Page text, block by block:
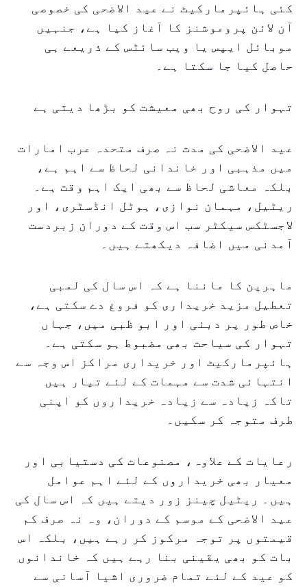
کئی ہائپرمارکیٹ نے عید الاضحی کی خصوصی
آن لائن پروموشنز کا آغاز کیا ہے، جنہیں
موبائل ایپس یا ویب سائٹس کے ذریعے ہی
حاصل کیا جا سکتا ہے۔
تہوار کی روح بھی معیشت کو بڑھا دیتی ہے
عید الاضحی کی مدت نہ صرف متحدہ عرب امارات
میں مذہبی اور خاندانی لحاظ سے اہم ہے،
بلکہ معاشی لحاظ سے بھی ایک اہم وقت ہے۔
ریٹیل، مہمان نوازی، ہوٹل انڈسٹری، اور
لاجسٹکس سیکٹر سب اس وقت کے دوران زبردست
آمدنی میں اضافہ دیکھتے ہیں۔
ماہرین کا ماننا ہے کہ اس سال کی لمبی
تعطیل مزید خریداری کو فروغ دے سکتی ہے،
خاص طور پر دبئی اور ابو ظبی میں، جہاں
تہوار کی سیاحت بھی مضبوط ہو سکتی ہے۔
ہائپرمارکیٹ اور خریداری مراکز اس وجہ سے
انتہائی شدت سے مہمات کے لئے تیار ہیں
تاکہ زیادہ سے زیادہ خریداروں کو اپنی
طرف متوجہ کر سکیں۔
رعایات کے علاوہ، مصنوعات کی دستیابی اور
معیار بھی خریداروں کے لئے اہم عوامل
ہیں۔ ریٹیل چینز زور دیتے ہیں کہ اس سال کی
عید الاضحی کے موسم کے دوران، وہ نہ صرف کم
قیمتوں پر توجہ مرکوز کر رہے ہیں، بلکہ اس
بات کو بھی یقینی بنا رہے ہیں کہ خاندانوں
کو عید کے لئے تمام ضروری اشیا آسانی سے